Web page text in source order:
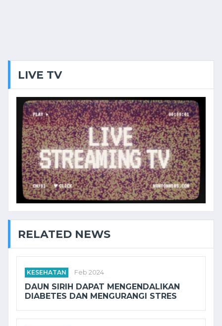
LIVE TV
RELATED NEWS
KESEHATAN Feb 2024
DAUN SIRIH DAPAT MENGENDALIKAN
DIABETES DAN MENGURANGI STRES